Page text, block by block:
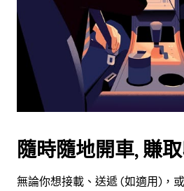
擇
日
期。
即
關
隨時隨地開車, 賺
無論你想接載、送遞 (如適用)，